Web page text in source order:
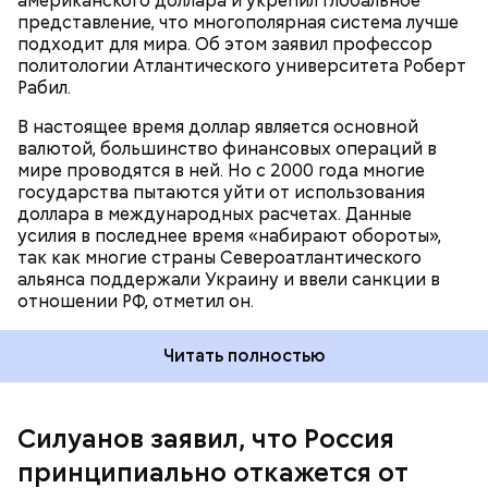
представление, что многополярная система лучше
подходит для мира. Об этом заявил профессор
политологии Атлантического университета Роберт
Рабил.
В настоящее время доллар является основной
валютой, большинство финансовых операций в
мире проводятся в ней. Но с 2000 года многие
государства пытаются уйти от использования
доллара в международных расчетах. Данные
усилия в последнее время «набирают обороты»,
так как многие страны Североатлантического
альянса поддержали Украину и ввели санкции в
отношении РФ, отметил он.
РФ, — написал профессор в статье на французском
портале Brunobertez.
Читать полностью
Силуанов заявил, что Россия
принципиально откажется от
Потолок цен на российскую нефть действует уже
20 дней. В начале следующей недели Россия